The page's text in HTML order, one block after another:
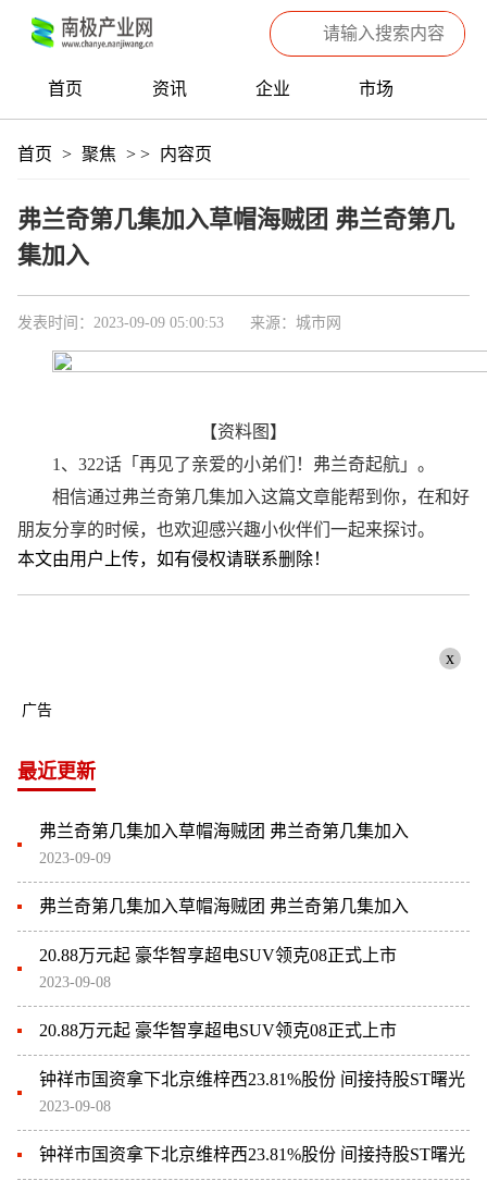
首页 资讯 企业 市场
首页 > 聚焦 > > 内容页
弗兰奇第几集加入草帽海贼团 弗兰奇第几
集加入
发表时间：2023-09-09 05:00:53 来源：城市网
【资料图】
1、322话「再见了亲爱的小弟们！弗兰奇起航」。
相信通过弗兰奇第几集加入这篇文章能帮到你，在和好
朋友分享的时候，也欢迎感兴趣小伙伴们一起来探讨。
本文由用户上传，如有侵权请联系删除！
x
广告
最近更新
弗兰奇第几集加入草帽海贼团 弗兰奇第几集加入
2023-09-09
弗兰奇第几集加入草帽海贼团 弗兰奇第几集加入
20.88万元起 豪华智享超电SUV领克08正式上市
2023-09-08
20.88万元起 豪华智享超电SUV领克08正式上市
钟祥市国资拿下北京维梓西23.81%股份 间接持股ST曙光
2023-09-08
钟祥市国资拿下北京维梓西23.81%股份 间接持股ST曙光